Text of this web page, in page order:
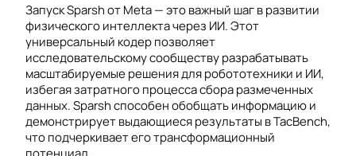
Запуск Sparsh от Meta — это важный шаг в развитии
физического интеллекта через ИИ. Этот
универсальный кодер позволяет
исследовательскому сообществу разрабатывать
масштабируемые решения для робототехники и ИИ,
избегая затратного процесса сбора размеченных
данных. Sparsh способен обобщать информацию и
демонстрирует выдающиеся результаты в TacBench,
что подчеркивает его трансформационный